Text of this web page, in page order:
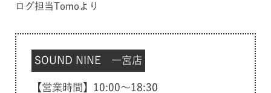
ログ担当Tomoより
SOUND NINE 一宮店
【営業時間】10:00～18:30